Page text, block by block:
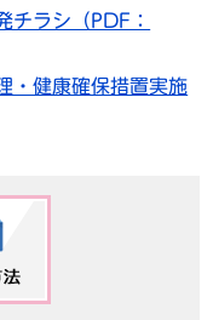
チラシ（PDF：
・健康確保措置実施